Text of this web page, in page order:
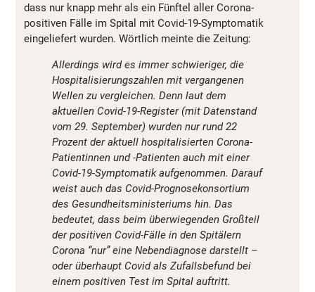
dass nur knapp mehr als ein Fünftel aller Corona-
positiven Fälle im Spital mit Covid-19-Symptomatik
eingeliefert wurden. Wörtlich meinte die Zeitung:
Allerdings wird es immer schwieriger, die
Hospitalisierungszahlen mit vergangenen
Wellen zu vergleichen. Denn laut dem
aktuellen Covid-19-Register (mit Datenstand
vom 29. September) wurden nur rund 22
Prozent der aktuell hospitalisierten Corona-
Patientinnen und -Patienten auch mit einer
Covid-19-Symptomatik aufgenommen. Darauf
weist auch das Covid-Prognosekonsortium
des Gesundheitsministeriums hin. Das
bedeutet, dass beim überwiegenden Großteil
der positiven Covid-Fälle in den Spitälern
Corona “nur” eine Nebendiagnose darstellt –
oder überhaupt Covid als Zufallsbefund bei
einem positiven Test im Spital auftritt.